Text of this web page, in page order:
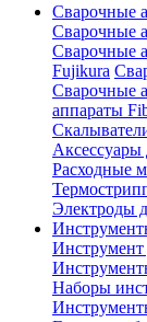
Сварочные
Сварочные
Сварочные
Fujikura
Сварочные
аппараты
Аксессуары
Расходные
Электроды
Инструмент
Наборы